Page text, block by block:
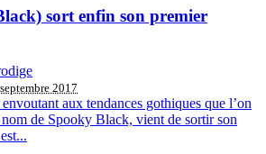
sort enfin son premier
2017
aux tendances gothiques que l’on
de Spooky Black, vient de sortir son